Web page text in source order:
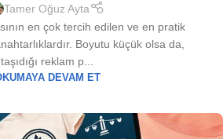
Tamer Oğuz Ayta
en çok tercih edilen ve en pratik
Boyutu küçük olsa da,
taşıdığı reklam p...
DEVAM ET